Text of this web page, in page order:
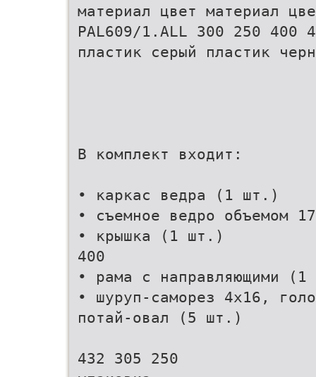
материал цвет материал
PAL609/1.ALL 300 250 400
пластик серый пластик
В комплект входит:
• каркас ведра (1 шт.)
• съемное ведро объемом
• крышка (1 шт.)
400
• рама с направляющими
• шуруп-саморез 4х16,
потай-овал (5 шт.)
432 305 250